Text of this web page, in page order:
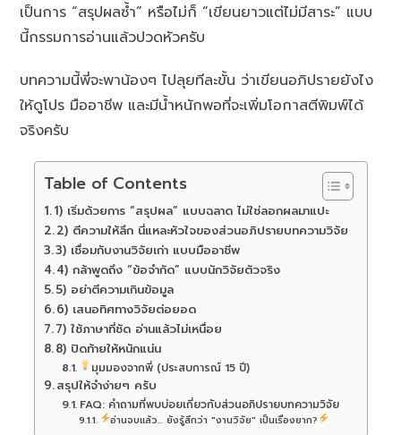
เป็นการ “สรุปผลซ้ำ” หรือไม่ก็ “เขียนยาวแต่ไม่มีสาระ” แบบ
นี้กรรมการอ่านแล้วปวดหัวครับ
บทความนี้พี่จะพาน้องๆ ไปลุยทีละขั้น ว่าเขียนอภิปรายยังไง
ให้ดูโปร มืออาชีพ และมีน้ำหนักพอที่จะเพิ่มโอกาสตีพิมพ์ได้
จริงครับ
Table of Contents
1) เริ่มด้วยการ “สรุปผล” แบบฉลาด ไม่ใช่ลอกผลมาแปะ
2) ตีความให้ลึก นี่แหละหัวใจของส่วนอภิปรายบทความวิจัย
3) เชื่อมกับงานวิจัยเก่า แบบมืออาชีพ
4) กล้าพูดถึง “ข้อจำกัด” แบบนักวิจัยตัวจริง
5) อย่าตีความเกินข้อมูล
6) เสนอทิศทางวิจัยต่อยอด
7) ใช้ภาษาที่ชัด อ่านแล้วไม่เหนื่อย
8) ปิดท้ายให้หนักแน่น
มุมมองจากพี่ (ประสบการณ์ 15 ปี)
สรุปให้จำง่ายๆ ครับ
FAQ: คำถามที่พบบ่อยเกี่ยวกับส่วนอภิปรายบทความวิจัย
อ่านจบแล้ว... ยังรู้สึกว่า "งานวิจัย" เป็นเรื่องยาก?